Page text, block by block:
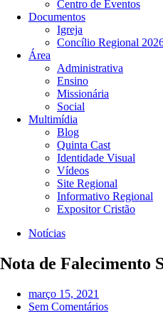
Centro de Eventos
Documentos
Igreja
Concílio Regional
Área
Administrativa
Ensino
Missionária
Social
Multimídia
Blog
Quinta Cast
Identidade Visual
Vídeos
Site Regional
Informativo Regional
Expositor Cristão
Notícias
Nota de Falecimento
março 15, 2021
Sem Comentários